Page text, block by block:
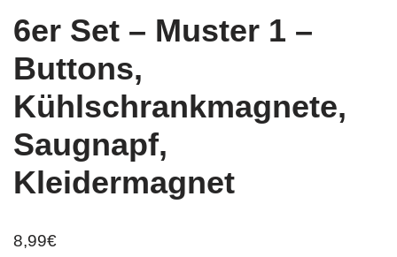
6er Set – Muster 1 –
Buttons,
Kühlschrankmagnete,
Saugnapf,
Kleidermagnet
8,99€